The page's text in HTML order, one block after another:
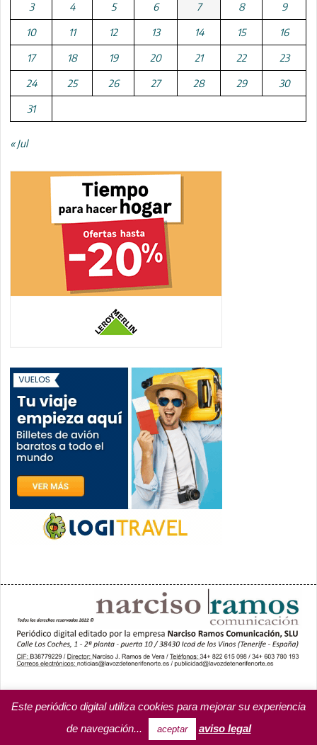
3 4 5 6 7 8 9
10 11 12 13 14 15 16
17 18 19 20 21 22 23
24 25 26 27 28 29 30
31
« Jul
PORTADA YCODEN DAUTE (7)
VALLE DE LA OROTAVA (3)
ACENTEJO (5)
INSULAR REGIONAL
CULTURA
OPINIÓN
MISCELÁNEA
PROGRAMAS DE YCODEN DAUTE RADIO
TARIFA PUBLICITARIA
Este periódico digital utiliza cookies para mejorar su experiencia
de navegación...
aceptar aviso legal